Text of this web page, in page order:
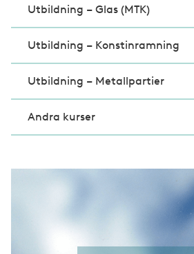
Utbildning – Glas (MTK)
Utbildning – Konstinramning
Utbildning – Metallpartier
Andra kurser